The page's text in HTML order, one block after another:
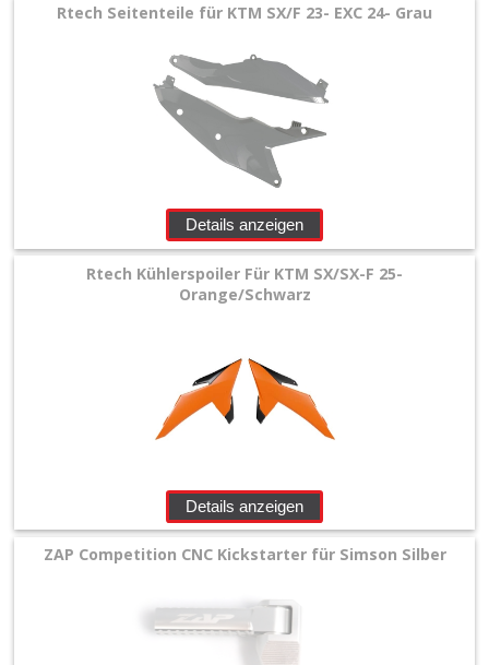
Rtech Seitenteile für KTM SX/F 23- EXC 24- Grau
Details anzeigen
Rtech Kühlerspoiler Für KTM SX/SX-F 25-
Orange/Schwarz
Details anzeigen
ZAP Competition CNC Kickstarter für Simson Silber